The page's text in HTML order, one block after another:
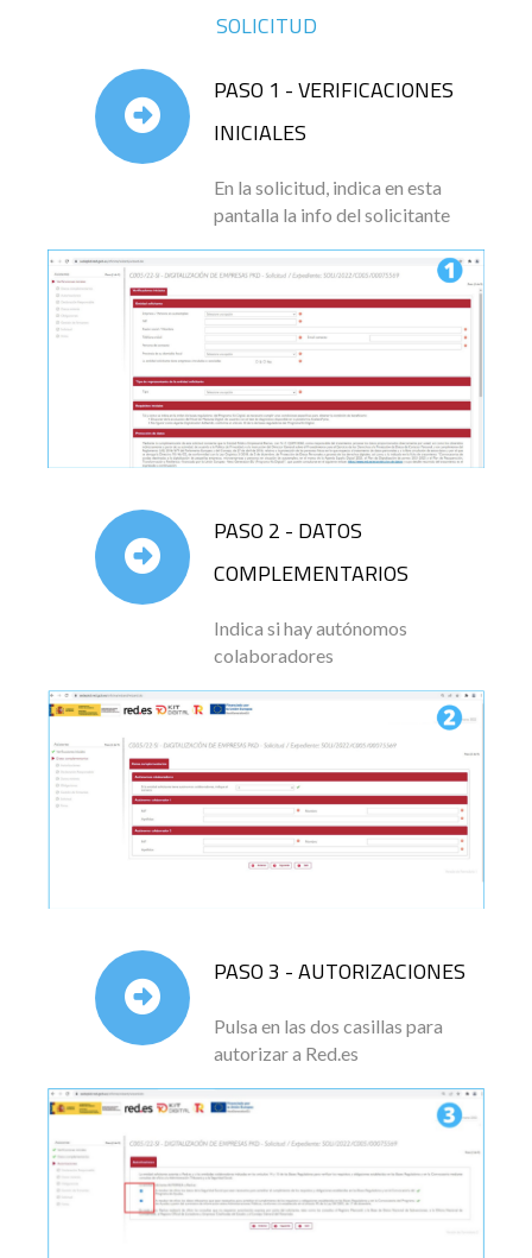
SOLICITUD
PASO 1 - VERIFICACIONES
INICIALES
En la solicitud, indica en esta
pantalla la info del solicitante
PASO 2 - DATOS
COMPLEMENTARIOS
Indica si hay autónomos
colaboradores
PASO 3 - AUTORIZACIONES
Pulsa en las dos casillas para
autorizar a Red.es